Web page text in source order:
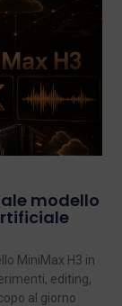
modello
MiniMax H3 in
editing,
al giorno